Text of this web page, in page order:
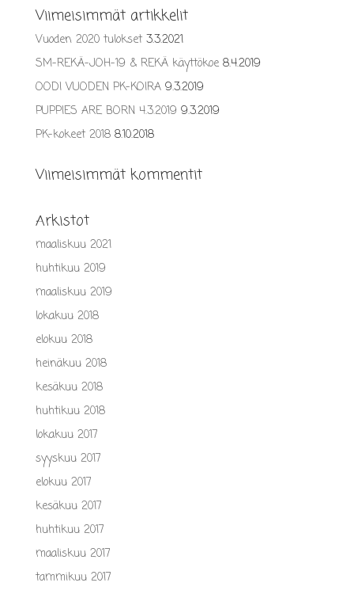
Viimeisimmät artikkelit
Vuoden 2020 tulokset 3.3.2021
SM-REKÄ-JOH-19 & REKÄ käyttökoe 8.4.2019
OODI VUODEN PK-KOIRA 9.3.2019
PUPPIES ARE BORN 4.3.2019 9.3.2019
PK-kokeet 2018 8.10.2018
Viimeisimmät kommentit
Arkistot
maaliskuu 2021
huhtikuu 2019
maaliskuu 2019
lokakuu 2018
elokuu 2018
heinäkuu 2018
kesäkuu 2018
huhtikuu 2018
lokakuu 2017
syyskuu 2017
elokuu 2017
kesäkuu 2017
huhtikuu 2017
maaliskuu 2017
tammikuu 2017